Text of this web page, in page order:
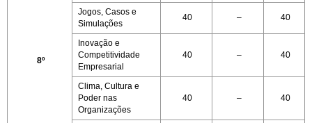
8º
Jogos, Casos e
Simulações
40 – 40
Inovação e
Competitividade
Empresarial
40 – 40
Clima, Cultura e
Poder nas
Organizações
40 – 40